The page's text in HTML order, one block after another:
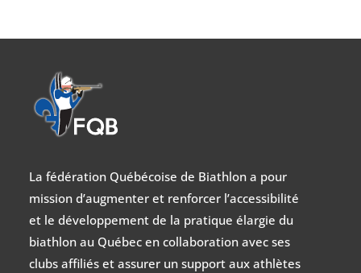
La fédération Québécoise de Biathlon a pour
mission d’augmenter et renforcer l’accessibilité
et le développement de la pratique élargie du
biathlon au Québec en collaboration avec ses
clubs affiliés et assurer un support aux athlètes